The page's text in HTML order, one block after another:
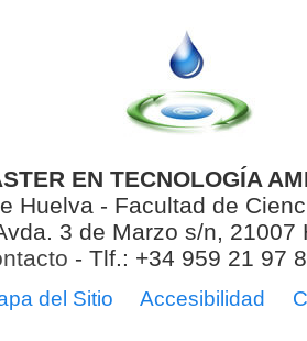
EN TECNOLOGÍA
Huelva - Facultad de
3 de Marzo s/n, 21007
- Tlf.: +34 959 21 97
del Sitio Accesibilidad